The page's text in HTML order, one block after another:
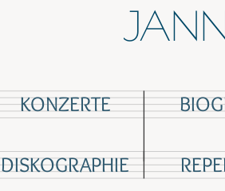
KONZERTE
DISKOGRAPHIE